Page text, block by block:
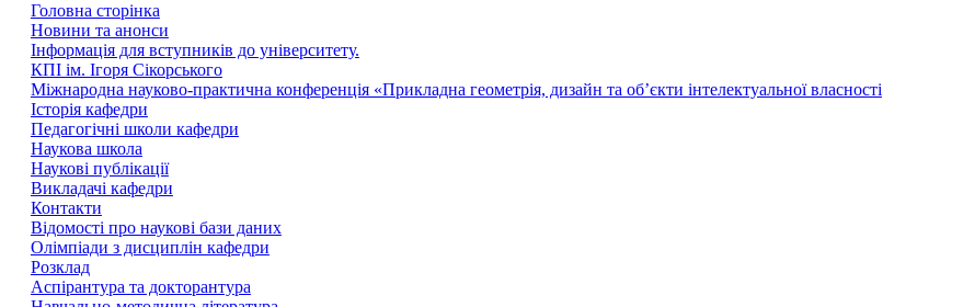
Головна сторінка
Новини та анонси
Інформація для вступників до університету.
КПІ ім. Ігоря Сікорського
Міжнародна науково-практична конференція «Прикладна геометрія, дизайн та об’єкти інтелектуальної власності
Історія кафедри
Педагогічні школи кафедри
Наукова школа
Наукові публікації
Викладачі кафедри
Контакти
Відомості про наукові бази даних
Олімпіади з дисциплін кафедри
Розклад
Аспірантура та докторантура